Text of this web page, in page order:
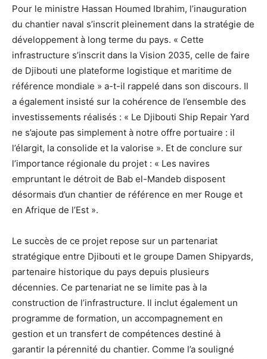
Pour le ministre Hassan Houmed Ibrahim, l’inauguration
du chantier naval s’inscrit pleinement dans la stratégie de
développement à long terme du pays. « Cette
infrastructure s’inscrit dans la Vision 2035, celle de faire
de Djibouti une plateforme logistique et maritime de
référence mondiale » a-t-il rappelé dans son discours. Il
a également insisté sur la cohérence de l’ensemble des
investissements réalisés : « Le Djibouti Ship Repair Yard
ne s’ajoute pas simplement à notre offre portuaire : il
l’élargit, la consolide et la valorise ». Et de conclure sur
l’importance régionale du projet : « Les navires
empruntant le détroit de Bab el-Mandeb disposent
désormais d’un chantier de référence en mer Rouge et
en Afrique de l’Est ».
Le succès de ce projet repose sur un partenariat
stratégique entre Djibouti et le groupe Damen Shipyards,
partenaire historique du pays depuis plusieurs
décennies. Ce partenariat ne se limite pas à la
construction de l’infrastructure. Il inclut également un
programme de formation, un accompagnement en
gestion et un transfert de compétences destiné à
garantir la pérennité du chantier. Comme l’a souligné